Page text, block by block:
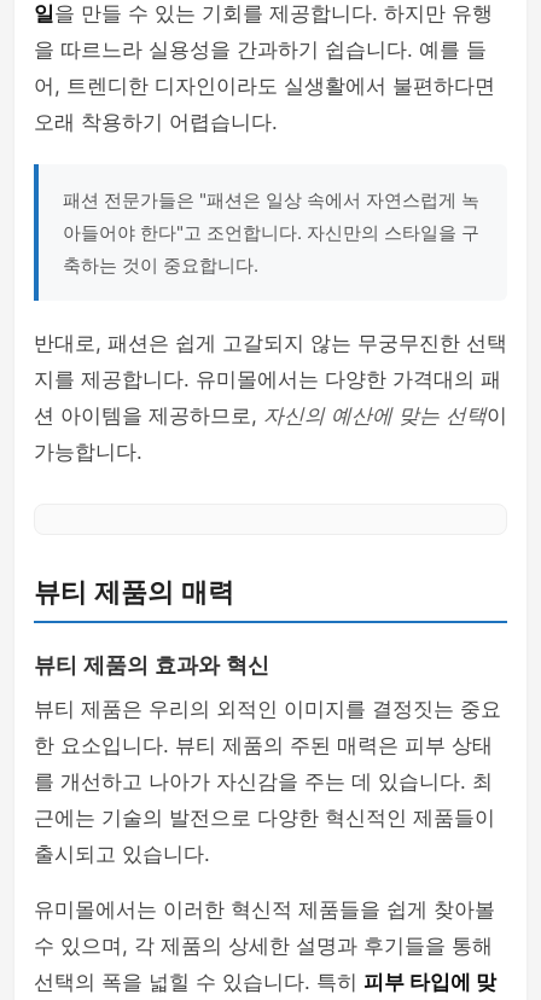
일을 만들 수 있는 기회를 제공합니다. 하지만 유행
을 따르느라 실용성을 간과하기 쉽습니다. 예를 들
어, 트렌디한 디자인이라도 실생활에서 불편하다면
오래 착용하기 어렵습니다.
패션 전문가들은 "패션은 일상 속에서 자연스럽게 녹
아들어야 한다"고 조언합니다. 자신만의 스타일을 구
축하는 것이 중요합니다.
반대로, 패션은 쉽게 고갈되지 않는 무궁무진한 선택
지를 제공합니다. 유미몰에서는 다양한 가격대의 패
션 아이템을 제공하므로, 자신의 예산에 맞는 선택이
가능합니다.
뷰티 제품의 매력
뷰티 제품의 효과와 혁신
뷰티 제품은 우리의 외적인 이미지를 결정짓는 중요
한 요소입니다. 뷰티 제품의 주된 매력은 피부 상태
를 개선하고 나아가 자신감을 주는 데 있습니다. 최
근에는 기술의 발전으로 다양한 혁신적인 제품들이
출시되고 있습니다.
유미몰에서는 이러한 혁신적 제품들을 쉽게 찾아볼
수 있으며, 각 제품의 상세한 설명과 후기들을 통해
선택의 폭을 넓힐 수 있습니다. 특히 피부 타입에 맞